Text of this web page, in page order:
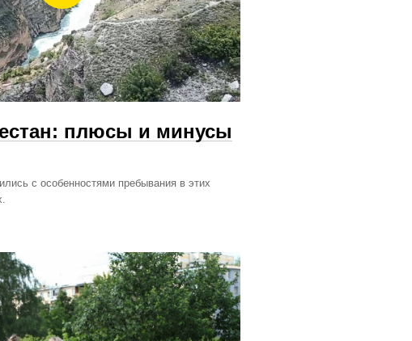
плюсы и минусы
с особенностями пребывания в этих